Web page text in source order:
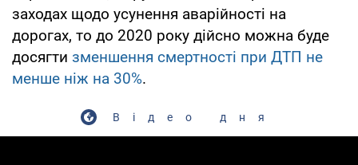
заходах щодо усунення аварійності на
дорогах, то до 2020 року дійсно можна буде
досягти зменшення смертності при ДТП не
менше ніж на 30%.
Відео дня